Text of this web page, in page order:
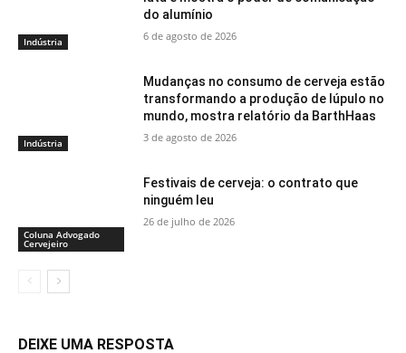
Indústria
do alumínio
6 de agosto de 2026
Indústria
Mudanças no consumo de cerveja estão
transformando a produção de lúpulo no
mundo, mostra relatório da BarthHaas
3 de agosto de 2026
Coluna Advogado
Cervejeiro
Festivais de cerveja: o contrato que
ninguém leu
26 de julho de 2026
DEIXE UMA RESPOSTA